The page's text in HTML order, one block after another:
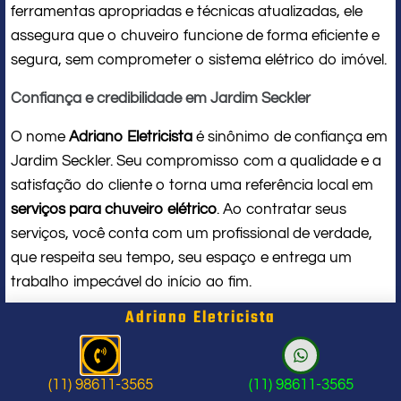
ferramentas apropriadas e técnicas atualizadas, ele
assegura que o chuveiro funcione de forma eficiente e
segura, sem comprometer o sistema elétrico do imóvel.
Confiança e credibilidade em Jardim Seckler
O nome Adriano Eletricista é sinônimo de confiança em
Jardim Seckler. Seu compromisso com a qualidade e a
satisfação do cliente o torna uma referência local em
serviços para chuveiro elétrico. Ao contratar seus
serviços, você conta com um profissional de verdade,
que respeita seu tempo, seu espaço e entrega um
trabalho impecável do início ao fim.
Problema com chuveiro: sinais que
indicam a hora de chamar um
profissional
Adriano Eletricista
(11) 98611-3565 (11) 98611-3565